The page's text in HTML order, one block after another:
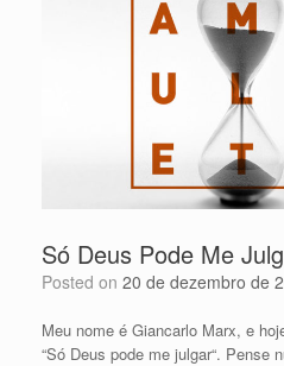
Só Deus Pode Me
Posted on 20 de dezembro de
Meu nome é Giancarlo Marx, e
“Só Deus pode me julgar“. Pense